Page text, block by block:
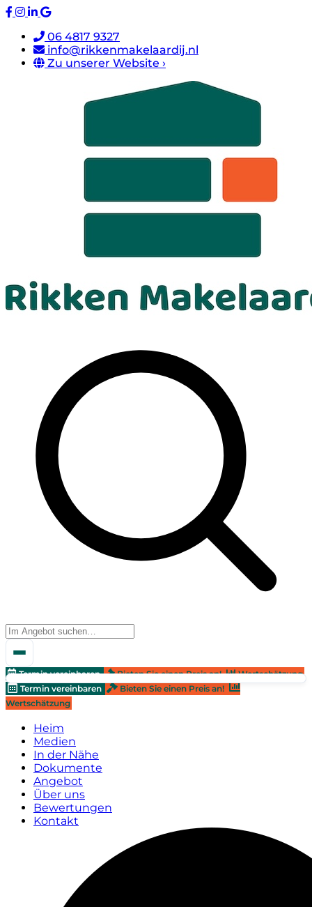
06 4817 9327
info@rikkenmakelaardij.nl
Zu unserer Website ›
Termin vereinbaren Bieten Sie einen Preis an!
Wertschätzung
Termin vereinbaren
Bieten Sie einen Preis an!
Wertschätzung
Heim
Medien
In der Nähe
Dokumente
Angebot
Über uns
Bewertungen
Kontakt